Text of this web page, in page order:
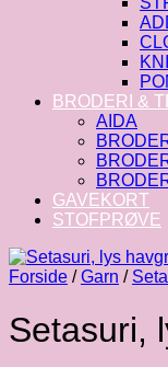
BRODERI &
AIDA
GAVEKORT
STOFPRØVE
Forside / Garn /
Setasuri,